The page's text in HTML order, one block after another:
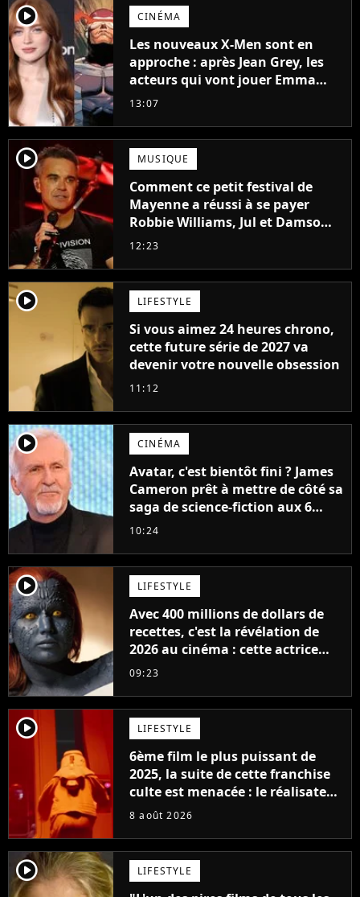
player2 CINÉMA
Les nouveaux X-Men sont en
approche : après Jean Grey, les
acteurs qui vont jouer Emma
Frost et Cyclope trouvés !
13:07
player2 MUSIQUE
Comment ce petit festival de
Mayenne a réussi à se payer
Robbie Williams, Jul et Damso
cette année ?
12:23
player2 LIFESTYLE
Si vous aimez 24 heures chrono,
cette future série de 2027 va
devenir votre nouvelle obsession
11:12
player2 CINÉMA
Avatar, c'est bientôt fini ? James
Cameron prêt à mettre de côté sa
saga de science-fiction aux 6
milliards de recettes
10:24
player2 LIFESTYLE
Avec 400 millions de dollars de
recettes, c'est la révélation de
2026 au cinéma : cette actrice
adorée prête à remplacer
09:23
player2 LIFESTYLE
6ème film le plus puissant de
2025, la suite de cette franchise
culte est menacée : le réalisateur
claque la porte pour "différends
8 août 2026
player2 LIFESTYLE